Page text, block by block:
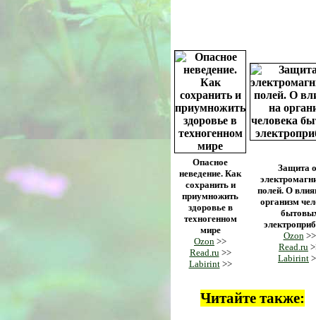
Опасное
неведение. Как
сохранить и
приумножить
здоровье в
техногенном
мире
Ozon >>
Read.ru>>
Labirint>>
Защита
полей. О
организм
Ozon>>
Read.ru
Labirint
Читайте также: